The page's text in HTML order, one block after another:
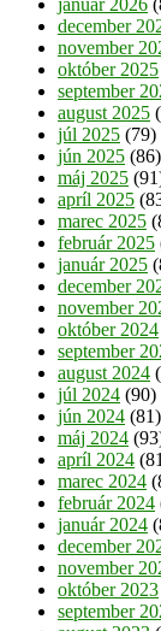
december
november
október 2025
september
august 2025
júl 2025 (79)
jún 2025 (86)
máj 2025
apríl 2025
marec 2025
február 2025
január 2025
december
november
október 2024
september
august 2024
júl 2024 (90)
jún 2024 (81)
máj 2024
apríl 2024
marec 2024
február 2024
január 2024
december
november
október 2023
september